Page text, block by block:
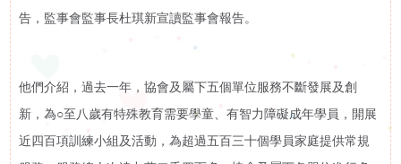
展
影
片
告，監事會監事長杜琪新宣讀監事會報告。
他們介紹，過去一年，協會及屬下五個單位服務不斷發展及創
新，為○至八歲有特殊教育需要學童、有智力障礙成年學員，開展
近四百項訓練小組及活動，為超過五百三十個學員家庭提供常規